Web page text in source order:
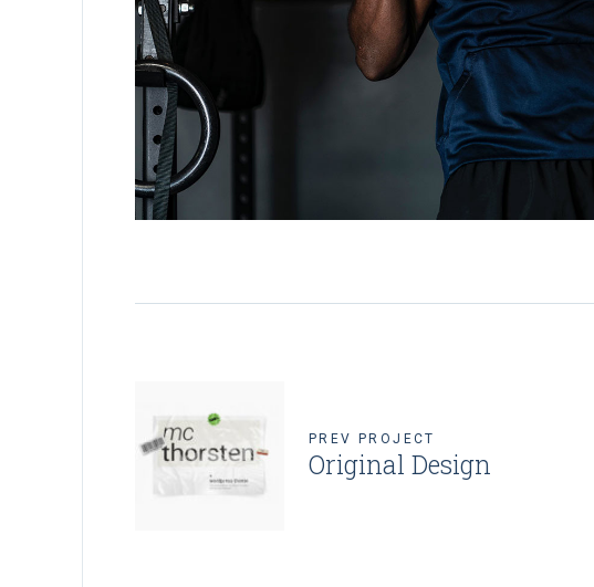
PREV PROJECT
Original Design